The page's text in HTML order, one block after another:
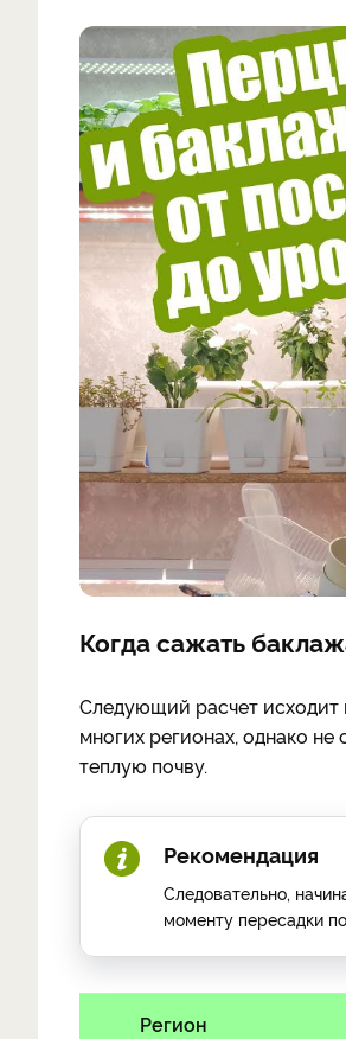
Когда сажать
Следующий расчет
многих регионах, однако
теплую почву.
Рекомендация
Следовательно,
моменту пересадки
Регион